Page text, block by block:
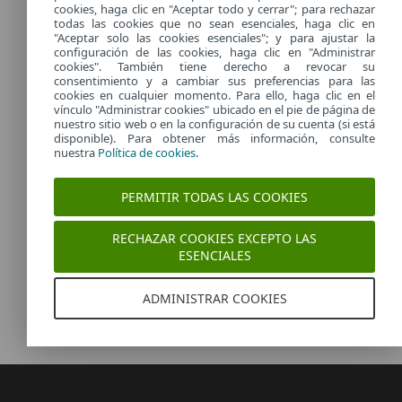
«por sistema» durante las actualizaciones
Mejorado: El modo de inicio de la interfaz gráfica de
usuario del terminal se ha renombrado como
«Silencioso»; se han añadido los modos Manual y
Mínimo
Corregido: Fallaba la actualización del instalador sin
conexión
Corregido: Faltaba el nombre principal de usuario en el
Eliminado: Se ha dejado de ofrecer compatibilidad con
Windows Server 2012 R2
cookies, haga clic en "Aceptar todo y cerrar"; para rechazar
todas las cookies que no sean esenciales, haga clic en
"Aceptar solo las cookies esenciales"; y para ajustar la
configuración de las cookies, haga clic en "Administrar
cookies". También tiene derecho a revocar su
consentimiento y a cambiar sus preferencias para las
cookies en cualquier momento. Para ello, haga clic en el
vínculo "Administrar cookies" ubicado en el pie de página de
nuestro sitio web o en la configuración de su cuenta (si está
disponible). Para obtener más información, consulte
nuestra Política de cookies.
PERMITIR TODAS LAS COOKIES
RECHAZAR COOKIES EXCEPTO LAS
ESENCIALES
ADMINISTRAR COOKIES